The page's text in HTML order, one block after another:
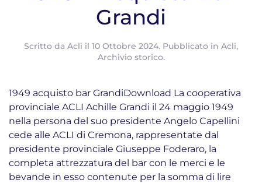
Grandi
Scritto da Acli il 10 Ottobre 2024. Pubblicato in Acli,
Archivio storico.
1949 acquisto bar GrandiDownload La cooperativa
provinciale ACLI Achille Grandi il 24 maggio 1949
nella persona del suo presidente Angelo Capellini
cede alle ACLI di Cremona, rappresentate dal
presidente provinciale Giuseppe Foderaro, la
completa attrezzatura del bar con le merci e le
bevande in esso contenute per la somma di lire